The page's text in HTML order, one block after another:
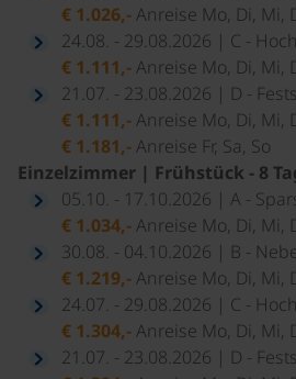
€ 1.026,-Anreise Mo, Di, Mi,
24.08. - 29.08.2026 | C -
€ 1.111,-Anreise Mo, Di, Mi,
21.07. - 23.08.2026 | D -
€ 1.111,-Anreise Mo, Di, Mi,
€ 1.181,-Anreise Fr, Sa, So
Einzelzimmer | Frühstück - 8
05.10. - 17.10.2026 | A -
€ 1.034,-Anreise Mo, Di, Mi,
30.08. - 04.10.2026 | B -
€ 1.219,-Anreise Mo, Di, Mi,
24.07. - 29.08.2026 | C -
€ 1.304,-Anreise Mo, Di, Mi,
21.07. - 23.08.2026 | D -